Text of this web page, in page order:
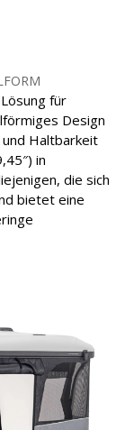
für
Design
Haltbarkeit
in
die sich
bietet eine